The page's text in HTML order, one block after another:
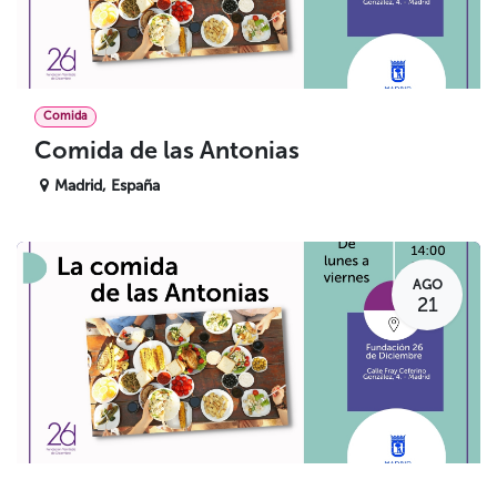
Comida
Comida de las Antonias
Madrid, España
AGO
21